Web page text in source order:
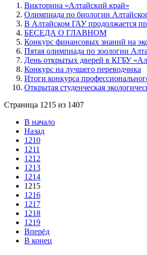
Викторина «Алтайский край»
Олимпиада по биологии
В Алтайском ГАУ продолжается
БЕСЕДА О ГЛАВНОМ
Конкурс финансовых знаний на
Пятая олимпиада по зоологии
День открытых дверей в КГБУ
Конкурс на лучшего переводчика
Итоги конкурса
Открытая студенческая
Страница 1215 из 1407
В начало
Назад
1210
1211
1212
1213
1214
1215
1216
1217
1218
1219
Вперёд
В конец